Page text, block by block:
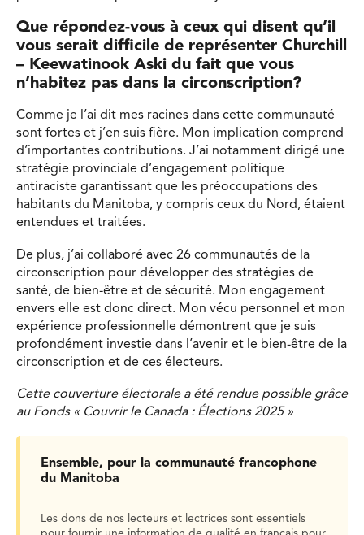
Que répondez-vous à ceux qui disent qu’il
vous serait difficile de représenter Churchill
– Keewatinook Aski du fait que vous
n’habitez pas dans la circonscription?
Comme je l’ai dit mes racines dans cette communauté
sont fortes et j’en suis fière. Mon implication comprend
d’importantes contributions. J’ai notamment dirigé une
stratégie provinciale d’engagement politique
antiraciste garantissant que les préoccupations des
habitants du Manitoba, y compris ceux du Nord, étaient
entendues et traitées.
De plus, j’ai collaboré avec 26 communautés de la
circonscription pour développer des stratégies de
santé, de bien-être et de sécurité. Mon engagement
envers elle est donc direct. Mon vécu personnel et mon
expérience professionnelle démontrent que je suis
profondément investie dans l’avenir et le bien-être de la
circonscription et de ces électeurs.
Cette couverture électorale a été rendue possible grâce
au Fonds « Couvrir le Canada : Élections 2025 »
Ensemble, pour la communauté francophone
du Manitoba
Les dons de nos lecteurs et lectrices sont essentiels